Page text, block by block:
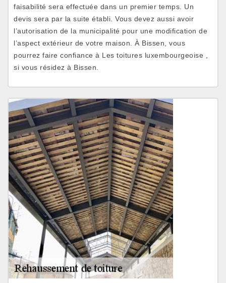
faisabilité sera effectuée dans un premier temps. Un
devis sera par la suite établi. Vous devez aussi avoir
l’autorisation de la municipalité pour une modification de
l’aspect extérieur de votre maison. À Bissen, vous
pourrez faire confiance à Les toitures luxembourgeoise ,
si vous résidez à Bissen.